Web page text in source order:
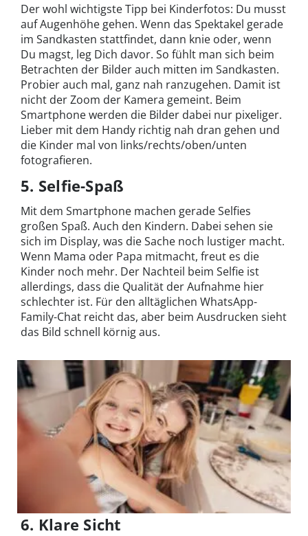
Der wohl wichtigste Tipp bei Kinderfotos: Du musst
auf Augenhöhe gehen. Wenn das Spektakel gerade
im Sandkasten stattfindet, dann knie oder, wenn
Du magst, leg Dich davor. So fühlt man sich beim
Betrachten der Bilder auch mitten im Sandkasten.
Probier auch mal, ganz nah ranzugehen. Damit ist
nicht der Zoom der Kamera gemeint. Beim
Smartphone werden die Bilder dabei nur pixeliger.
Lieber mit dem Handy richtig nah dran gehen und
die Kinder mal von links/rechts/oben/unten
fotografieren.
5. Selfie-Spaß
Mit dem Smartphone machen gerade Selfies
großen Spaß. Auch den Kindern. Dabei sehen sie
sich im Display, was die Sache noch lustiger macht.
Wenn Mama oder Papa mitmacht, freut es die
Kinder noch mehr. Der Nachteil beim Selfie ist
allerdings, dass die Qualität der Aufnahme hier
schlechter ist. Für den alltäglichen WhatsApp-
Family-Chat reicht das, aber beim Ausdrucken sieht
das Bild schnell körnig aus.
6. Klare Sicht